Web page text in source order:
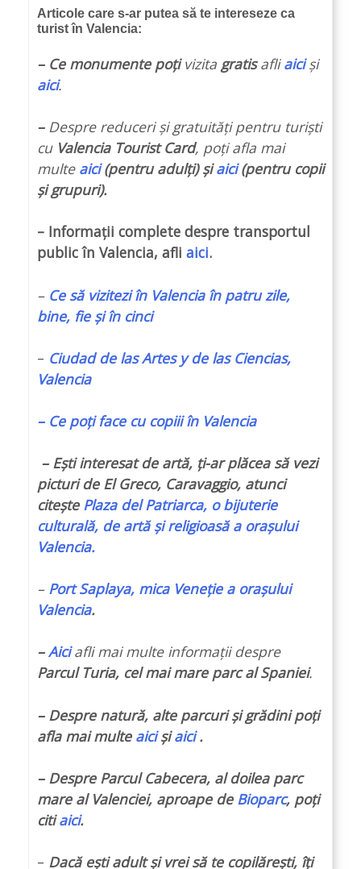
Articole care s-ar putea să te intereseze ca
turist în Valencia:
– Ce monumente poțivizita gratisafliaici și
aici.
–Despre reduceri și gratuități pentru turiști
cu Valencia Tourist Card, poți afla mai
multe aici(pentru adulți) șiaici(pentru copii
și grupuri).
– Informații complete despre transportul
public în Valencia, afli aici.
– Ce să vizitezi în Valencia în patru zile,
bine, fie și în cinci
– Ciudad de las Artes y de las Ciencias,
Valencia
– Ce poți face cu copiii în Valencia
– Ești interesat de artă, ți-ar plăcea să vezi
picturi de El Greco, Caravaggio, atunci
citește Plaza del Patriarca, o bijuterie
culturală, de artă și religioasă a orașului
Valencia.
– Port Saplaya, mica Veneție a orașului
Valencia.
–Aiciafli mai multe informații despre
Parcul Turia, cel mai mare parc al Spaniei.
– Despre natură, alte parcuri și grădini poți
afla mai multeaicișiaici.
– Despre Parcul Cabecera, al doilea parc
mare al Valenciei, aproape de Bioparc, poți
citiaici.
– Dacă ești adult și vrei să te copilărești, îți